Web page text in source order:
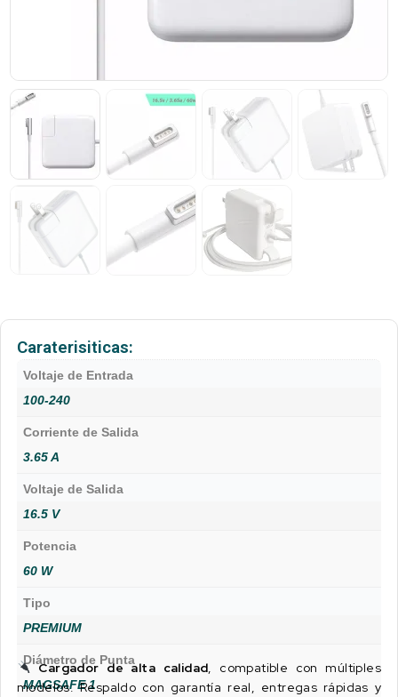
Caraterisiticas:
Voltaje de Entrada
100-240
Corriente de Salida
3.65 A
Voltaje de Salida
16.5 V
Potencia
60 W
Tipo
PREMIUM
Diámetro de Punta
MAGSAFE 1
Cargador de alta calidad, compatible con múltiples
modelos. Respaldo con garantía real, entregas rápidas y